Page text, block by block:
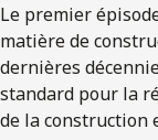
Le premier
matière de
dernières
standard pour la
de la construction